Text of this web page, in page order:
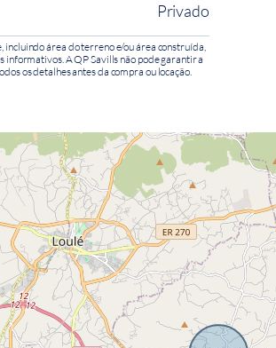
Privado
área do terreno e/ou área construída,
A QP Savills não pode garantir a
os detalhes antes da compra ou locação.